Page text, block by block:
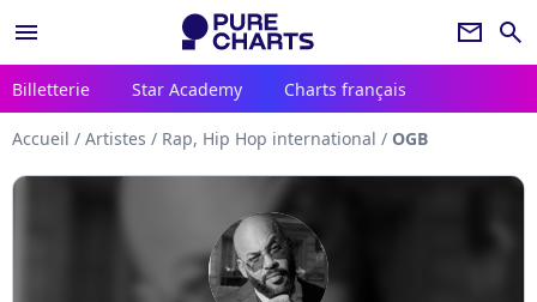
menu newsletter search
Billetterie Star Academy Charts français
Accueil / Artistes / Rap, Hip Hop international / OGB